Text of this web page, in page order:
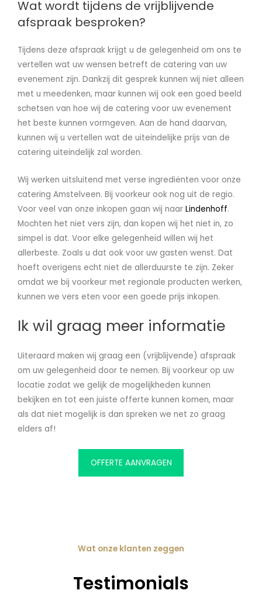
Wat wordt tijdens de vrijblijvende
afspraak besproken?
Tijdens deze afspraak krijgt u de gelegenheid om ons te
vertellen wat uw wensen betreft de catering van uw
evenement zijn. Dankzij dit gesprek kunnen wij niet alleen
met u meedenken, maar kunnen wij ook een goed beeld
schetsen van hoe wij de catering voor uw evenement
het beste kunnen vormgeven. Aan de hand daarvan,
kunnen wij u vertellen wat de uiteindelijke prijs van de
catering uiteindelijk zal worden.
Wij werken uitsluitend met verse ingrediënten voor onze
catering Amstelveen. Bij voorkeur ook nog uit de regio.
Voor veel van onze inkopen gaan wij naar Lindenhoff.
Mochten het niet vers zijn, dan kopen wij het niet in, zo
simpel is dat. Voor elke gelegenheid willen wij het
allerbeste. Zoals u dat ook voor uw gasten wenst. Dat
hoeft overigens echt niet de allerduurste te zijn. Zeker
omdat we bij voorkeur met regionale producten werken,
kunnen we vers eten voor een goede prijs inkopen.
Ik wil graag meer informatie
Uiteraard maken wij graag een (vrijblijvende) afspraak
om uw gelegenheid door te nemen. Bij voorkeur op uw
locatie zodat we gelijk de mogelijkheden kunnen
bekijken en tot een juiste offerte kunnen komen, maar
als dat niet mogelijk is dan spreken we net zo graag
elders af!
OFFERTE AANVRAGEN
Wat onze klanten zeggen
Testimonials